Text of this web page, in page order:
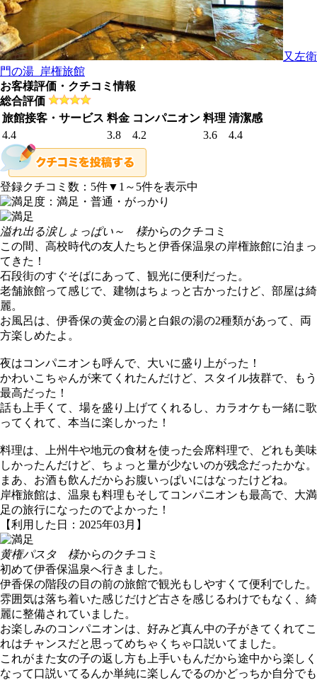
又左衛
門の湯_岸権旅館
お客様評価・クチコミ情報
総合評価
旅館接客・サービス 料金 コンパニオン 料理 清潔感
4.4
3.8 4.2 3.6 4.4
登録クチコミ数： 5件▼1～5件を表示中
溢れ出る涙しょっぱい～ 様からのクチコミ
この間、高校時代の友人たちと伊香保温泉の岸権旅館に泊まっ
てきた！
石段街のすぐそばにあって、観光に便利だった。
老舗旅館って感じで、建物はちょっと古かったけど、部屋は綺
麗。
お風呂は、伊香保の黄金の湯と白銀の湯の2種類があって、両
方楽しめたよ。
夜はコンパニオンも呼んで、大いに盛り上がった！
かわいこちゃんが来てくれたんだけど、スタイル抜群で、もう
最高だった！
話も上手くて、場を盛り上げてくれるし、カラオケも一緒に歌
ってくれて、本当に楽しかった！
料理は、上州牛や地元の食材を使った会席料理で、どれも美味
しかったんだけど、ちょっと量が少ないのが残念だったかな。
まあ、お酒も飲んだからお腹いっぱいにはなったけどね。
岸権旅館は、温泉も料理もそしてコンパニオンも最高で、大満
足の旅行になったのでよかった！
【利用した日：2025年03月】
黄権パスタ 様からのクチコミ
初めて伊香保温泉へ行きました。
伊香保の階段の目の前の旅館で観光もしやすくて便利でした。
雰囲気は落ち着いた感じだけど古さを感じるわけでもなく、綺
麗に整備されていました。
お楽しみのコンパニオンは、好みど真ん中の子がきてくれてこ
れはチャンスだと思ってめちゃくちゃ口説いてました。
これがまた女の子の返し方も上手いもんだから途中から楽しく
なって口説いてるんか単純に楽しんでるのかどっちか自分でも